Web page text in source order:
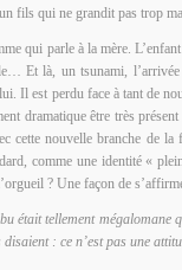
fils qui ne grandit pas trop
qui parle à la mère.
Et là, un tsunami,
Il est perdu face à tant de
dramatique être très
cette nouvelle branche de la
comme une identité «
? Une façon de
était tellement mégalomane
: ce n’est pas une